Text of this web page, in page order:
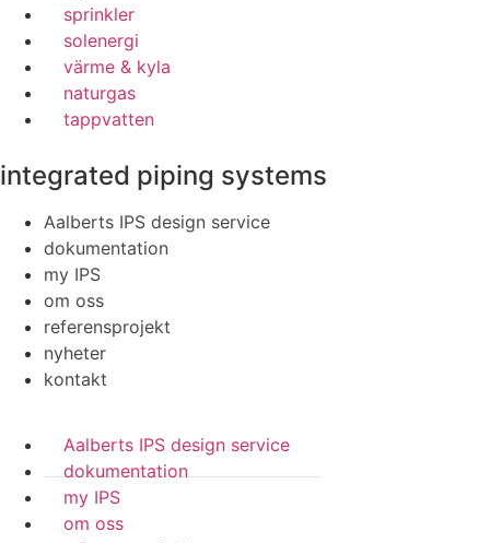
sprinkler
solenergi
värme & kyla
naturgas
tappvatten
integrated piping systems
Aalberts IPS design service
dokumentation
my IPS
om oss
referensprojekt
nyheter
kontakt
Aalberts IPS design service
dokumentation
my IPS
om oss